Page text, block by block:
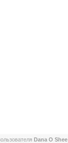
Dana O Shee